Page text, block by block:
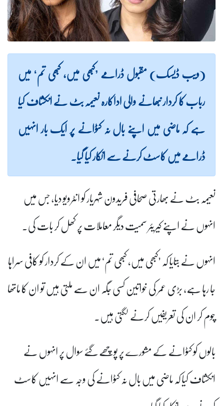
(ویب ڈیسک) مقبول ڈرامے ’کبھی میں، کبھی تم‘ میں
رباب کا کردار نبھانے والی اداکارہ نعیمہ بٹ نے انکشاف کیا
ہے کہ ماضی میں اپنے بال نہ کٹوانے پر ایک بار انہیں
ڈرامے میں کاسٹ کرنے سے انکار کیا گیا۔
نعیمہ بٹ نے بھارتی صحافی فریدون شہریار کو انٹرویو دیا، جس میں
انہوں نے اپنے کیریئر سمیت دیگر معاملات پر کھل کر بات کی۔
انہوں نے بتایا کہ ’کبھی میں، کبھی تم‘ میں ان کے کردار کو کافی سراہا
جا رہا ہے، بڑی عمر کی خواتین کسی جگہ ان سے ملتی ہیں تو ان کا ماتھا
چوم کر ان کی تعریفیں کرنے لگتی ہیں۔
بالوں کو کٹوانے کے مشورے پر پوچھے گئے سوال پر انہوں نے
انکشاف کیا کہ ماضی میں بال نہ کٹوانے کی وجہ سے انہیں کاسٹ